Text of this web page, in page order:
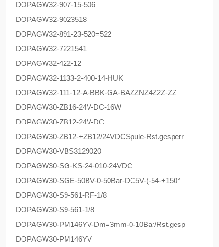
DOPAGW32-907-15-506
DOPAGW32-9023518
DOPAGW32-891-23-520=522
DOPAGW32-7221541
DOPAGW32-422-12
DOPAGW32-1133-2-400-14-HUK
DOPAGW32-111-12-A-BBK-GA-BAZZNZ4Z2Z-ZZ
DOPAGW30-ZB16-24V-DC-16W
DOPAGW30-ZB12-24V-DC
DOPAGW30-ZB12-+ZB12/24VDCSpule-Rst.gesperr
DOPAGW30-VBS3129020
DOPAGW30-SG-KS-24-010-24VDC
DOPAGW30-SGE-50BV-0-50Bar-DC5V-(-54-+150°
DOPAGW30-S9-561-RF-1/8
DOPAGW30-S9-561-1/8
DOPAGW30-PM146YV-Dm=3mm-0-10Bar/Rst.gesp
DOPAGW30-PM146YV